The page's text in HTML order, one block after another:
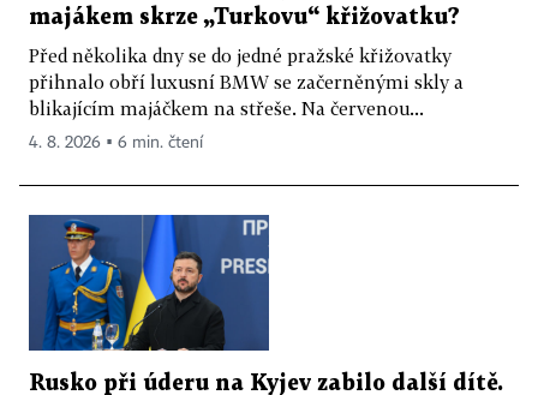
majákem skrze „Turkovu“ křižovatku?
Před několika dny se do jedné pražské křižovatky
přihnalo obří luxusní BMW se začerněnými skly a
blikajícím majáčkem na střeše. Na červenou...
4. 8. 2026 ▪ 6 min. čtení
Rusko při úderu na Kyjev zabilo další dítě.